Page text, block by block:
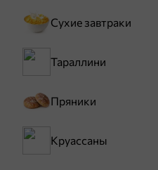
Сухие завтраки
Тараллини
Пряники
Круассаны